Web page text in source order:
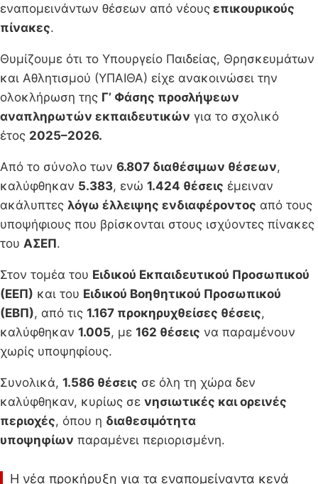
εναπομεινάντων θέσεων από νέους επικουρικούς
πίνακες.
Θυμίζουμε ότι το Υπουργείο Παιδείας, Θρησκευμάτων
και Αθλητισμού (ΥΠΑΙΘΑ) είχε ανακοινώσει την
ολοκλήρωση της Γ’ Φάσης προσλήψεων
αναπληρωτών εκπαιδευτικών για το σχολικό
έτος 2025–2026.
Από το σύνολο των 6.807 διαθέσιμων θέσεων,
καλύφθηκαν 5.383, ενώ 1.424 θέσεις έμειναν
ακάλυπτες λόγω έλλειψης ενδιαφέροντος από τους
υποψήφιους που βρίσκονται στους ισχύοντες πίνακες
του ΑΣΕΠ.
Στον τομέα του Ειδικού Εκπαιδευτικού Προσωπικού
(ΕΕΠ) και του Ειδικού Βοηθητικού Προσωπικού
(ΕΒΠ), από τις 1.167 προκηρυχθείσες θέσεις,
καλύφθηκαν 1.005, με 162 θέσεις να παραμένουν
χωρίς υποψηφίους.
Συνολικά, 1.586 θέσεις σε όλη τη χώρα δεν
καλύφθηκαν, κυρίως σε νησιωτικές και ορεινές
περιοχές, όπου η διαθεσιμότητα
υποψηφίων παραμένει περιορισμένη.
Η νέα προκήρυξη για τα εναπομείναντα κενά